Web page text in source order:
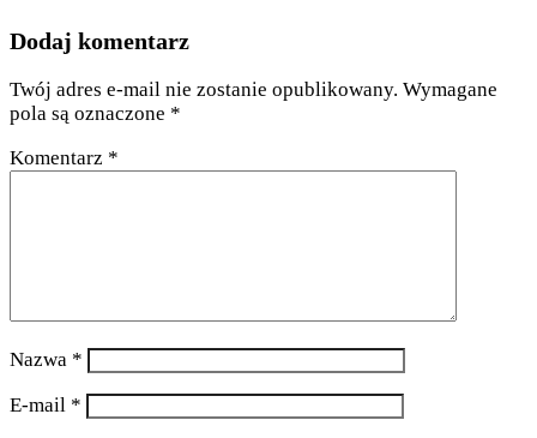
Dodaj komentarz
Twój adres e-mail nie zostanie opublikowany. Wymagane
pola są oznaczone *
Komentarz *
Nazwa *
E-mail *